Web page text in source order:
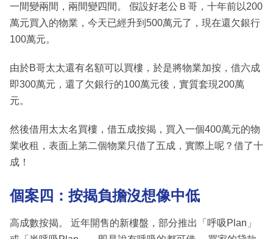
一間變兩間，兩間變四間。 假設好老公Ｂ哥，十年前以200
萬元買入的物業，今天已經升到500萬元了，現在還欠銀行
100萬元。
由於B哥太太還有名額可以買樓，於是將物業加按，借六成
即300萬元，還了欠銀行的100萬元後，實質套現200萬
元。
然後借用太太名買樓，借五成按揭，買入一個400萬元的物
業收租，表面上第二個物業只借了五成，實際上呢？借了十
成！
個案四：按揭負擔沒想像中低
高成數按揭。 近年開售的新樓盤，部分推出「呼吸Plan」